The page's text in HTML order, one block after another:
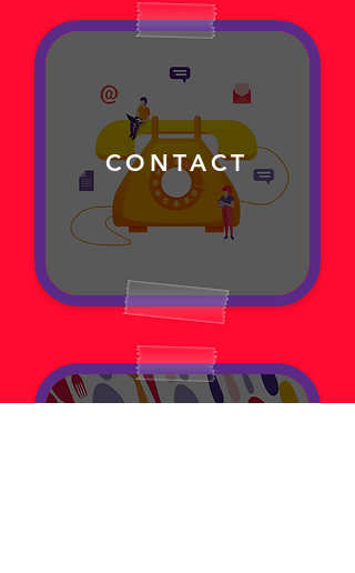
CONTACT